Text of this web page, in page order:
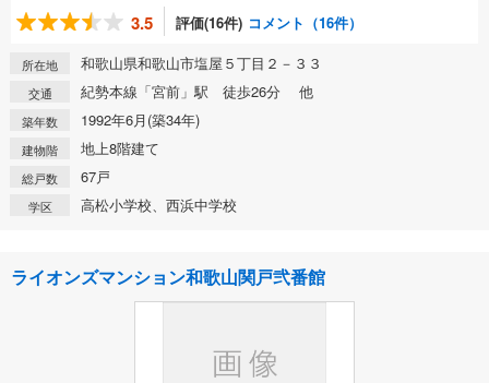
3.5 評価(16件) コメント（16件）
所在地 和歌山県和歌山市塩屋５丁目２－３３
交通 紀勢本線「宮前」駅 徒歩26分 他
築年数 1992年6月(築34年)
建物階 地上8階建て
総戸数 67戸
学区 高松小学校、西浜中学校
ライオンズマンション和歌山関戸弐番館